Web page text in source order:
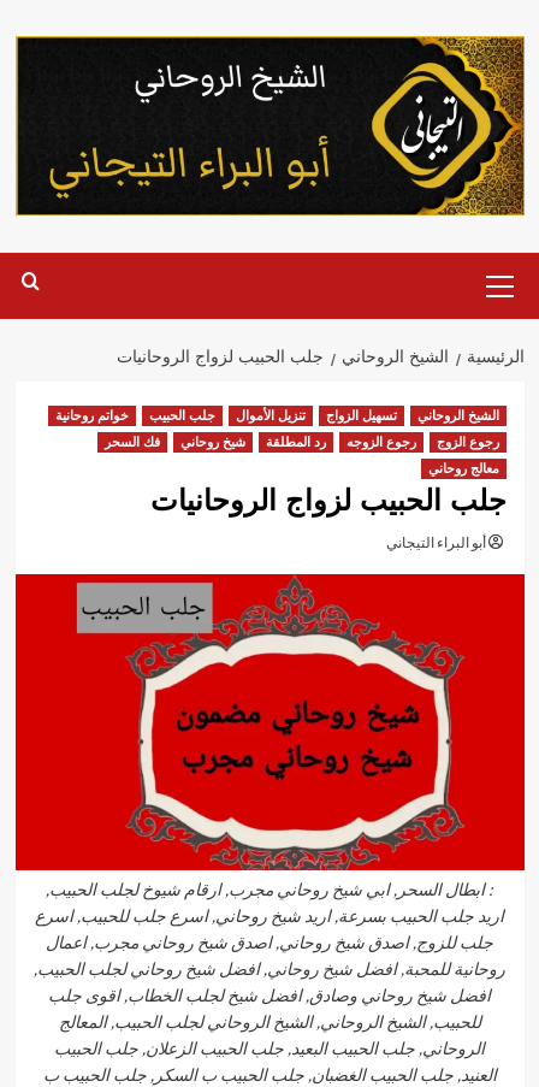
إلى
المحتوى
الرئيسية
الرئيسية الشيخ الروحاني جلب الحبيب لزواج الروحانيات
الشيخ الروحاني تسهيل الزواج تنزيل الأموال جلب الحبيب
خواتم روحانية
رجوع الزوج
رجوع الزوجه رد المطلقة شيخ روحاني
فك السحر
معالج روحاني
جلب الحبيب لزواج الروحانيات
أبو البراء التيجاني
: ابطال السحر, ابي شيخ روحاني مجرب, ارقام شيوخ لجلب الحبيب,
اريد جلب الحبيب بسرعة, اريد شيخ روحاني, اسرع جلب للحبيب, اسرع
جلب للزوج, اصدق شيخ روحاني, اصدق شيخ روحاني مجرب, اعمال
روحانية للمحبة, افضل شيخ روحاني, افضل شيخ روحاني لجلب الحبيب,
افضل شيخ روحاني وصادق, افضل شيخ لجلب الخطاب, اقوى جلب
للحبيب, الشيخ الروحاني, الشيخ الروحاني لجلب الحبيب, المعالج
الروحاني, جلب الحبيب البعيد, جلب الحبيب الزعلان, جلب الحبيب
العنيد, جلب الحبيب الغضبان, جلب الحبيب ب السكر, جلب الحبيب ب